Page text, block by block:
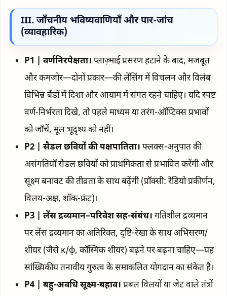
III. जाँचनीय भविष्यवाणियाँ और पार-जांच
(व्यावहारिक)
P1 | वर्णनिरपेक्षता। प्लाज़्माई प्रसरण हटाने के बाद, मजबूत
और कमजोर—दोनों प्रकार—की लेंसिंग में विचलन और विलंब
विभिन्न बैंडों में दिशा और आयाम में संगत रहने चाहिए। यदि स्पष्ट
वर्ण-निर्भरता दिखे, तो पहले माध्यम या तरंग-ऑप्टिक्स प्रभावों
को जाँचें, मूल भूदृश्य को नहीं।
P2 | सैडल छवियों की पक्षपातिता। फ्लक्स-अनुपात की
असंगतियाँ सैडल छवियों को प्राथमिकता से प्रभावित करेंगी और
सूक्ष्म बनावट की तीव्रता के साथ बढ़ेंगी (प्रॉक्सी: रेडियो प्रकीर्णन,
विलय-अक्ष, शॉक-फ्रंट)।
P3 | लेंस द्रव्यमान–परिवेश सह-संबंध। गतिशील द्रव्यमान
पर लेंस द्रव्यमान का अतिरिक्त, दृष्टि-रेखा के साथ अभिसरण/
शीयर (जैसे κ/ϕ, कॉस्मिक शीयर) बढ़ने पर बढ़ना चाहिए—यह
सांख्यिकीय तनावीय गुरुत्व के समाकलित योगदान का संकेत है।
P4 | बहु-अवधि सूक्ष्म-बहाव। प्रबल विलयों या जेट वाले तंत्रों